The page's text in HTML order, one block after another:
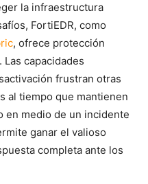
la infraestructura
FortiEDR, como
, ofrece protección
capacidades
frustran otras
al tiempo que mantienen
en medio de un incidente
ganar el valioso
completa ante los